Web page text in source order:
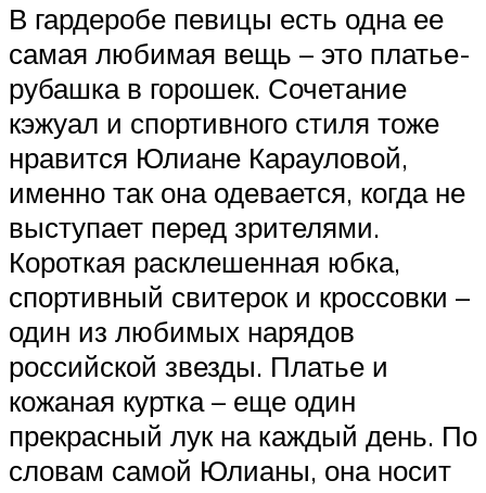
В гардеробе певицы есть одна ее
самая любимая вещь – это платье-
рубашка в горошек. Сочетание
кэжуал и спортивного стиля тоже
нравится Юлиане Карауловой,
именно так она одевается, когда не
выступает перед зрителями.
Короткая расклешенная юбка,
спортивный свитерок и кроссовки –
один из любимых нарядов
российской звезды. Платье и
кожаная куртка – еще один
прекрасный лук на каждый день. По
словам самой Юлианы, она носит